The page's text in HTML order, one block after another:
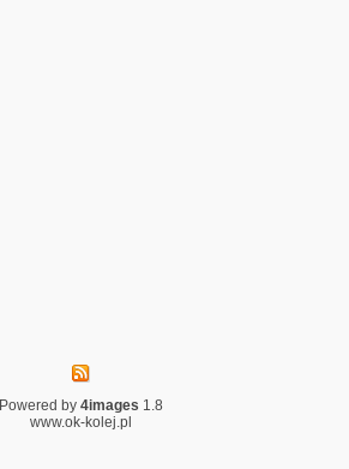
Powered by 4images 1.8
www.ok-kolej.pl